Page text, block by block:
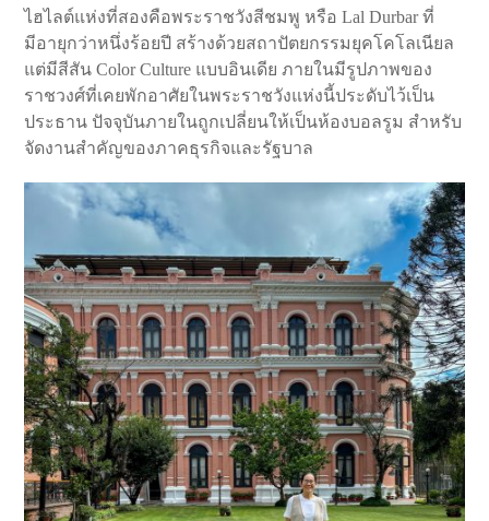
ไฮไลต์แห่งที่สองคือพระราชวังสีชมพู หรือ Lal Durbar ที่
มีอายุกว่าหนึ่งร้อยปี สร้างด้วยสถาปัตยกรรมยุคโคโลเนียล
แต่มีสีสัน Color Culture แบบอินเดีย ภายในมีรูปภาพของ
ราชวงศ์ที่เคยพักอาศัยในพระราชวังแห่งนี้ประดับไว้เป็น
ประธาน ปัจจุบันภายในถูกเปลี่ยนให้เป็นห้องบอลรูม สำหรับ
จัดงานสำคัญของภาคธุรกิจและรัฐบาล